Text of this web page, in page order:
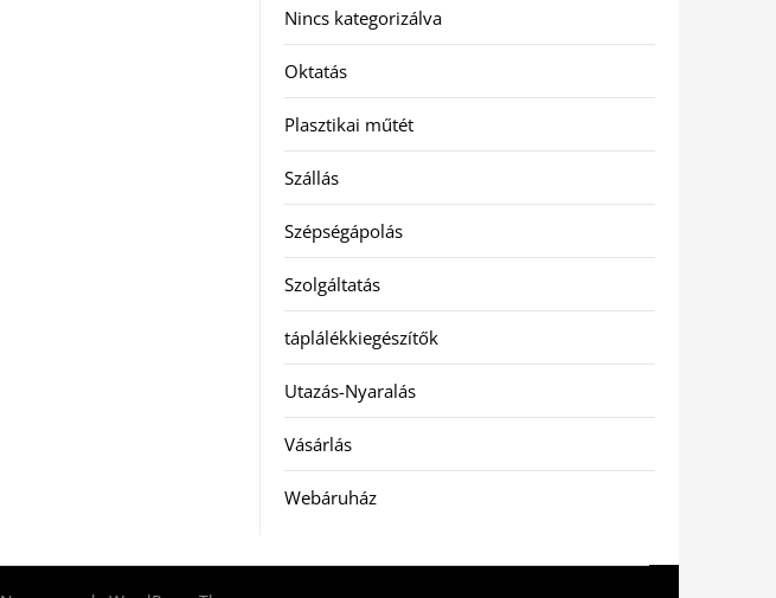
Nincs kategorizálva
Oktatás
Plasztikai műtét
Szállás
Szépségápolás
Szolgáltatás
táplálékkiegészítők
Utazás-Nyaralás
Vásárlás
Webáruház